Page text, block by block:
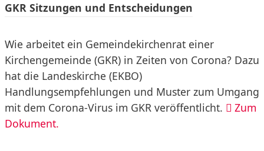
GKR Sitzungen und Entscheidungen
Wie arbeitet ein Gemeindekirchenrat einer
Kirchengemeinde (GKR) in Zeiten von Corona? Dazu
hat die Landeskirche (EKBO)
Handlungsempfehlungen und Muster zum Umgang
mit dem Corona-Virus im GKR veröffentlicht.
Zum
Dokument.